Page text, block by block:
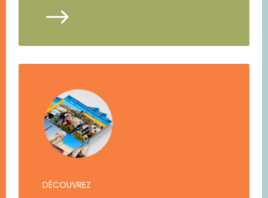
$
DÉCOUVREZ